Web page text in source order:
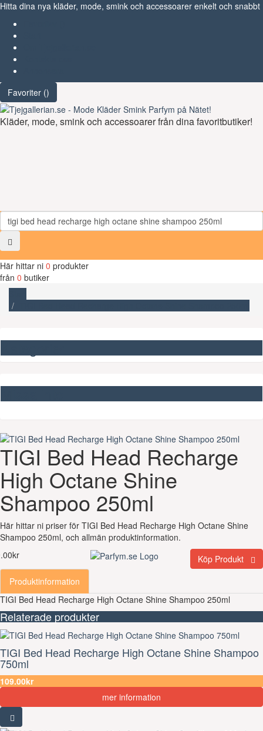
Hitta dina nya kläder, mode, smink och accessoarer enkelt och snabbt
Favoriter ()
Kläder, mode, smink och accessoarer från dina favoritbutiker!
Här hittar ni 0 produkter
från 0 butiker
TIGI Bed Head Recharge
High Octane Shine
Shampoo 250ml
Här hittar ni priser för TIGI Bed Head Recharge High Octane Shine
Shampoo 250ml, och allmän produktinformation.
Köp Produkt
Produktinformation
TIGI Bed Head Recharge High Octane Shine Shampoo 250ml
Relaterade produkter
TIGI Bed Head Recharge High Octane Shine Shampoo
750ml
109.00kr
mer information